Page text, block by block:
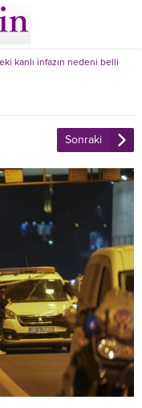
kanlı infazın nedeni belli
Sonraki